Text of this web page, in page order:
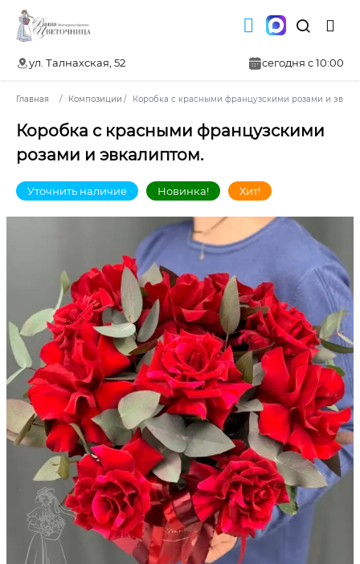
ул. Талнахская, 52 сегодня с 10:00
Главная Композиции Коробка с красными французскими розами и
Коробка с красными французскими
розами и эвкалиптом.
Уточнить наличие Новинка! Хит!